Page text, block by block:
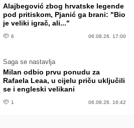
Alajbegović zbog hrvatske legende
pod pritiskom, Pjanić ga brani: "Bio
je veliki igrač, ali..."
6 06.08.26. 17:00
Saga se nastavlja
Milan odbio prvu ponudu za
Rafaela Leaa, u cijelu priču uključili
se i engleski velikani
1 06.08.26. 16:42